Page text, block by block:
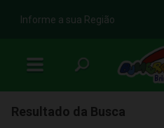
b
Informe a sua Região
Resultado da Busca